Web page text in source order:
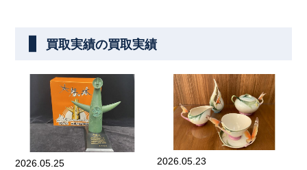
買取実績の買取実績
2026.05.25
2026.05.23